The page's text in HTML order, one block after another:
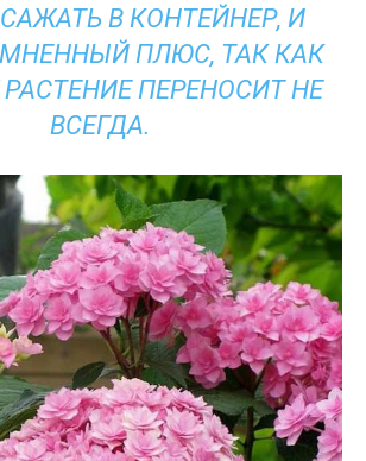
В КОНТЕЙНЕР, И
ПЛЮС, ТАК КАК
ПЕРЕНОСИТ НЕ
ВСЕГДА.